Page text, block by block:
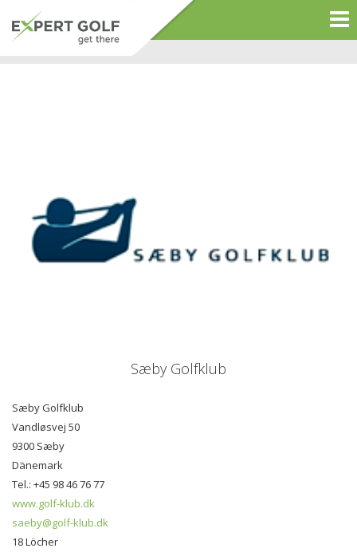
Sæby Golfklub
Sæby Golfklub
Vandløsvej 50
9300 Sæby
Dänemark
Tel.: +45 98 46 76 77
www.golf-klub.dk
saeby@golf-klub.dk
18 Löcher